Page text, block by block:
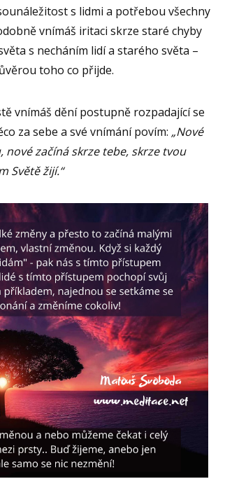
s lidmi a potřebou všechny
vnímáš iritaci skrze staré chyby
s necháním lidí a starého světa –
toho co přijde.
vnímáš dění postupně rozpadající se
za sebe a své vnímání povím: „Nové
začíná skrze tebe, skrze tvou
Světě žijí.“